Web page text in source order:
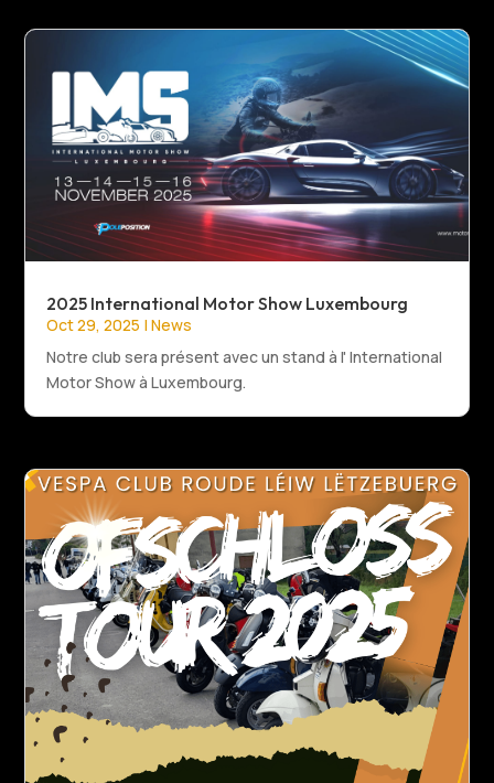
2025 International Motor Show Luxembourg
Oct 29, 2025 |News
Notre club sera présent avec un stand à l' International
Motor Show à Luxembourg.